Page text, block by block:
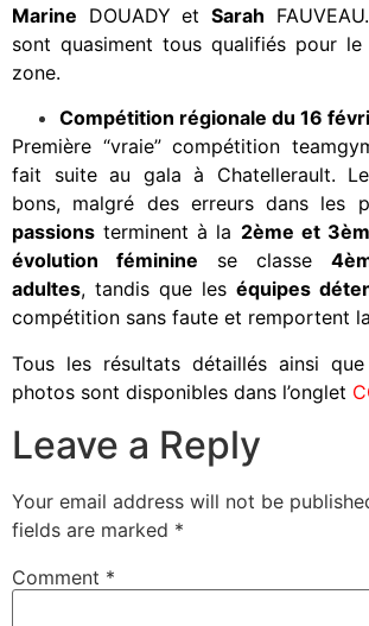
Marine DOUADY et Sarah
sont quasiment tous qualifiés pour le
zone.
Compétition régionale du 16
Première “vraie” compétition
fait suite au gala à Chatellerault.
bons, malgré des erreurs dans les
passions terminent à la 2ème et
évolution féminine se classe
adultes, tandis que les équipes
compétition sans faute et remportent la
Tous les résultats détaillés ainsi
photos sont disponibles dans l’onglet
Leave a Reply
Your email address will not be
fields are marked *
Comment *